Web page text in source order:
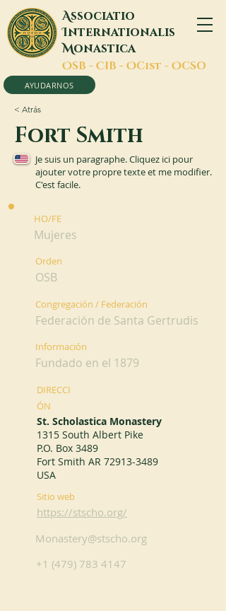
Associatio
Internationalis
Monastica
OSB - CIB - OCist - OCSO
AYUDARNOS
< Atrás
Fort Smith
Je suis un paragraphe. Cliquez ici pour
ajouter votre propre texte et me modifier.
C'est facile.
HO/FE
Mujeres
Orden
OSB
Congregación / Federación
Federación de Santa Gertrudis
Información
Fundado en el 1879
DIRECCI
ÓN
St. Scholastica Monastery
1315 South Albert Pike
P.O. Box 3489
Fort Smith AR 72913-3489
USA
Sitio web
https://stscho.org/
Monastery@stscho.org
+1 (479) 783 4147